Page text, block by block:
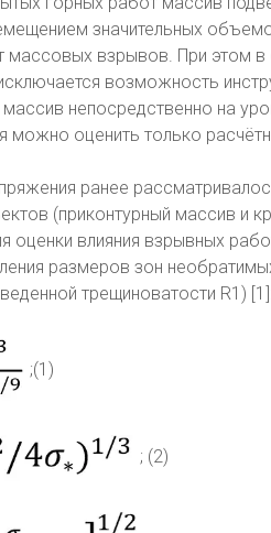
значительных
массовых взрывов. При этом
возможность
непосредственно на
можно оценить только
ранее
(приконтурный массив и
оценки влияния взрывных
размеров зон
трещиноватости R1)
;(1)
; (2)